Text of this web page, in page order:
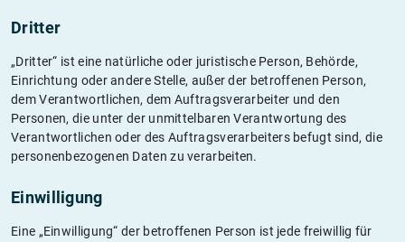
Dritter
„Dritter“ ist eine natürliche oder juristische Person, Behörde,
Einrichtung oder andere Stelle, außer der betroffenen Person,
dem Verantwortlichen, dem Auftragsverarbeiter und den
Personen, die unter der unmittelbaren Verantwortung des
Verantwortlichen oder des Auftragsverarbeiters befugt sind, die
personenbezogenen Daten zu verarbeiten.
Einwilligung
Eine „Einwilligung“ der betroffenen Person ist jede freiwillig für